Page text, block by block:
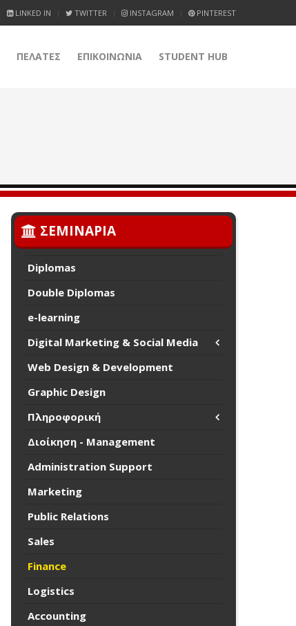
LINKED IN TWITTER INSTAGRAM PINTEREST
ΠΕΛΑΤΕΣ ΕΠΙΚΟΙΝΩΝΙΑ STUDENT HUB
ΣΕΜΙΝΑΡΙΑ
Diplomas
Double Diplomas
e-learning
Digital Marketing & Social Media
Web Design & Development
Graphic Design
Πληροφορική
Διοίκηση - Management
Administration Support
Marketing
Public Relations
Sales
Finance
Logistics
Accounting